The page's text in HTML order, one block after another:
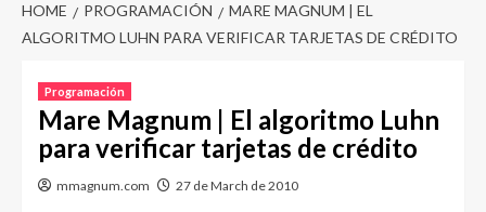
HOME PROGRAMACIÓN
MARE MAGNUM | EL
ALGORITMO LUHN PARA VERIFICAR TARJETAS DE CRÉDITO
Programación
Mare Magnum | El algoritmo Luhn
para verificar tarjetas de crédito
mmagnum.com 27 de March de 2010